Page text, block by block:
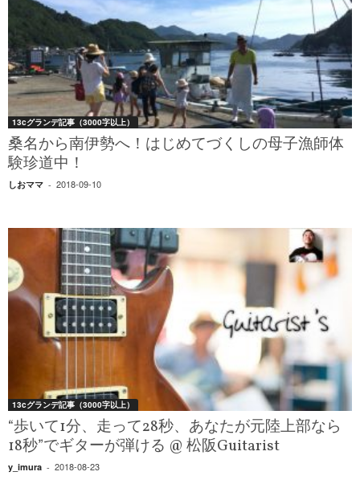
13cグランデ記事（3000字以上）
桑名から南伊勢へ！はじめてづくしの母子漁師体
験珍道中！
しおママ - 2018-09-10
13cグランデ記事（3000字以上）
“歩いて1分、走って28秒、あなたが元陸上部なら
18秒”でギターが弾ける @ 松阪Guitarist
y_imura - 2018-08-23